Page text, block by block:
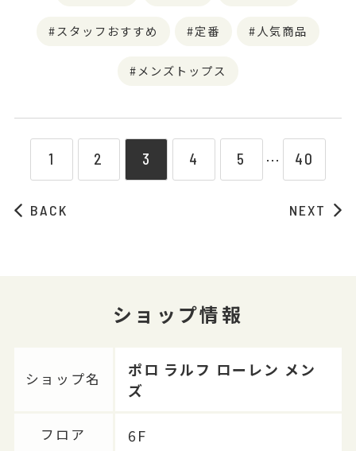
スタッフおすすめ 定番 人気商品
メンズトップス
BACK
1 2 3 4 5 ⋯ 40
NEXT
ショップ情報
ショップ名
ポロ ラルフ ローレン メン
ズ
フロア 6F